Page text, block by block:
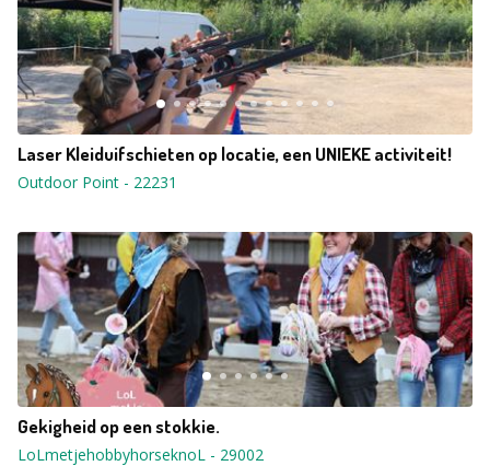
Laser Kleiduifschieten op locatie, een UNIEKE activiteit!
Outdoor Point - 22231
Gekigheid op een stokkie.
LoLmetjehobbyhorseknoL - 29002